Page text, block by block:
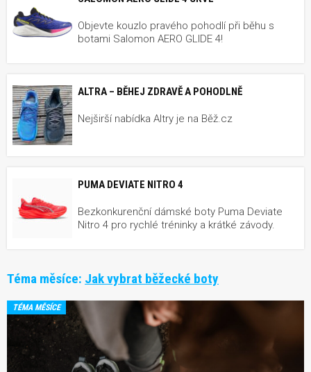
Objevte kouzlo pravého pohodlí při běhu s
botami Salomon AERO GLIDE 4!
ALTRA – BĚHEJ ZDRAVĚ A POHODLNĚ
Nejširší nabídka Altry je na Běž.cz
PUMA DEVIATE NITRO 4
Bezkonkurenční dámské boty Puma Deviate
Nitro 4 pro rychlé tréninky a krátké závody.
Téma měsíce: Jak vybrat běžecké boty
TÉMA MĚSÍCE